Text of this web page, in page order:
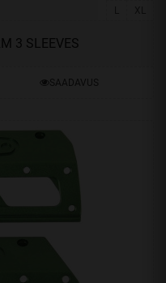
3 SLEEVES
SAADAVUS